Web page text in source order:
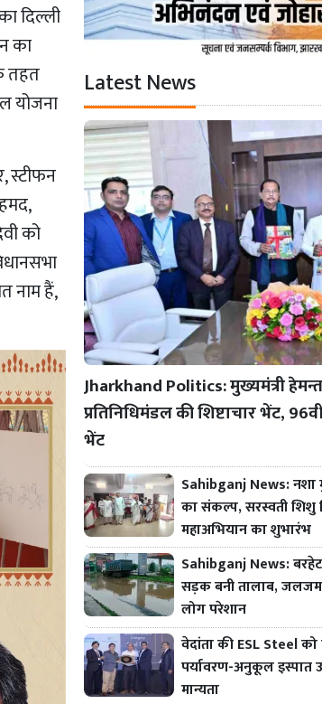
दिल्ली
का
तहत
योजना
स्टीफन
को
नाम हैं,
Latest News
Jharkhand Politics: मुख्यमंत्री
प्रतिनिधिमंडल की शिष्टाचार भेंट,
भेंट
Sahibganj News: नशा
का संकल्प, सरस्वती शिशु
महाअभियान का शुभारंभ
Sahibganj News:
सड़क बनी तालाब,
लोग परेशान
वेदांता की ESL Steel
पर्यावरण-अनुकूल इस्पात
मान्यता